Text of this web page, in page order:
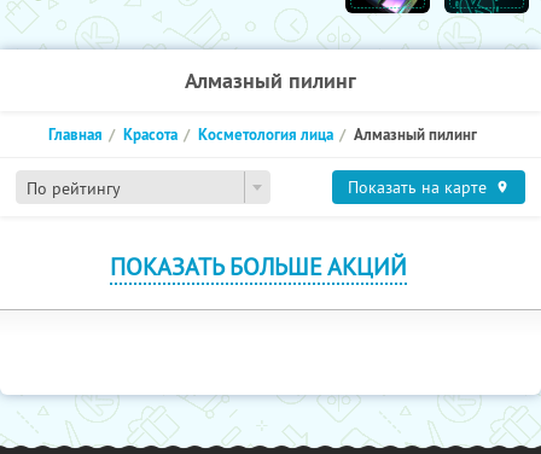
Алмазный пилинг
По рейтингу
Главная Красота Косметология лица Алмазный пилинг
Показать на карте
ПОКАЗАТЬ БОЛЬШЕ АКЦИЙ